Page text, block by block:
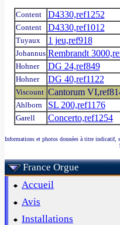
Content D4330,ref1252
Content D4330,ref1012
Tuyaux 1 jeu,ref918
Johannus Rembrandt
Hohner DG 24,ref849
Hohner DG 40,ref1122
Viscount Cantorum
Ahlborn SL 200,ref1176
Garell Concerto,ref1254
Informations et photos données à titre indicatif,
France Orgue
Accueil
Avis
Installations